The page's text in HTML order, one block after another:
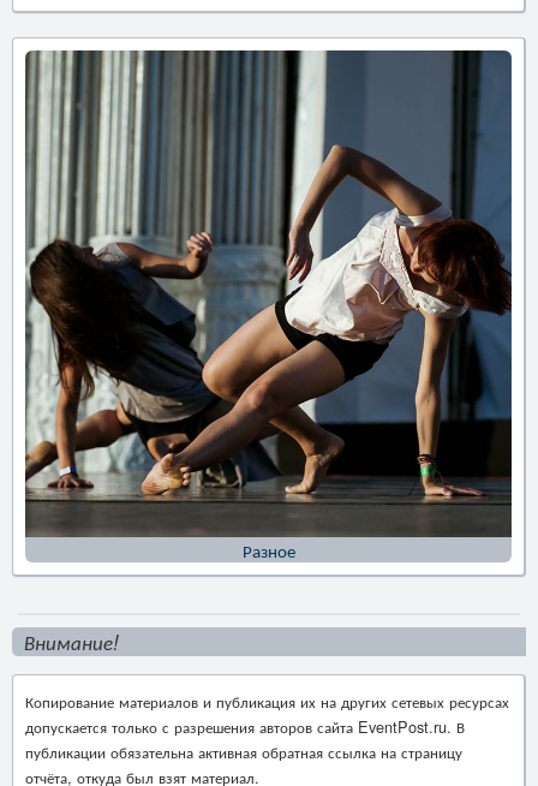
Разное
Внимание!
Копирование материалов и публикация их на других сетевых ресурсах
допускается только с разрешения авторов сайта EventPost.ru. В
публикации обязательна активная обратная ссылка на страницу
отчёта, откуда был взят материал.